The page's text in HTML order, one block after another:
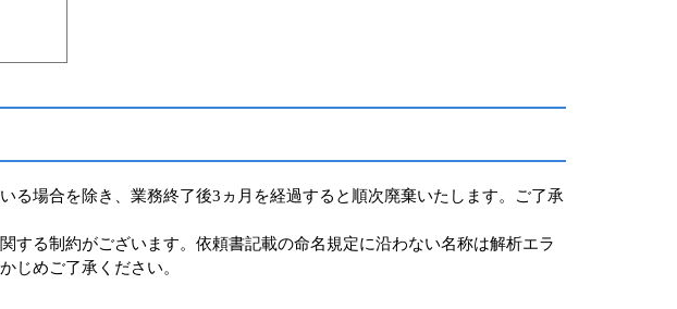
場合を除き、業務終了後3ヵ月を経過すると順次廃棄いたします。ご了承
る制約がございます。依頼書記載の命名規定に沿わない名称は解析エラ
じめご了承ください。